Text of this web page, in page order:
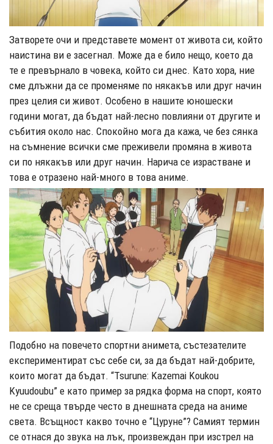
Затворете очи и представете момент от живота си, който
наистина ви е засегнал. Може да е било нещо, което да
те е превърнало в човека, който си днес. Като хора, ние
сме длъжни да се променяме по някакъв или друг начин
през целия си живот. Особено в нашите юношески
години могат, да бъдат най-лесно повлияни от другите и
събития около нас. Спокойно мога да кажа, че без сянка
на съмнение всички сме преживели промяна в живота
си по някакъв или друг начин. Нарича се израстване и
това е отразено най-много в това аниме.
Подобно на повечето спортни анимета, състезателите
експериментират със себе си, за да бъдат най-добрите,
които могат да бъдат. “Tsurune: Kazemai Koukou
Kyuudoubu” е като пример за рядка форма на спорт, която
не се среща твърде често в днешната среда на аниме
света. Всъщност какво точно е “Цуруне”? Самият термин
се отнася до звука на лък, произвеждан при изстрел на